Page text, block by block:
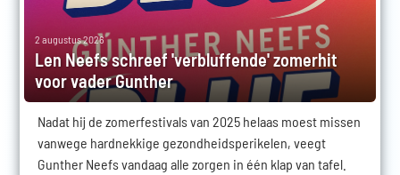
2 augustus 2026
Len Neefs schreef 'verbluffende' zomerhit
voor vader Gunther
Nadat hij de zomerfestivals van 2025 helaas moest missen
vanwege hardnekkige gezondheidsperikelen, veegt
Gunther Neefs vandaag alle zorgen in één klap van tafel.